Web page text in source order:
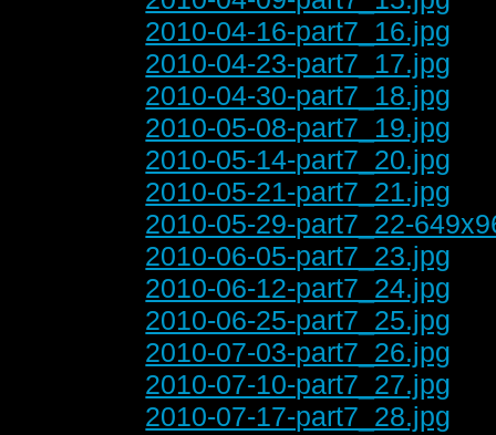
2010-04-16-part7_16.jpg
2010-04-23-part7_17.jpg
2010-04-30-part7_18.jpg
2010-05-08-part7_19.jpg
2010-05-14-part7_20.jpg
2010-05-21-part7_21.jpg
2010-05-29-part7_22-
2010-06-05-part7_23.jpg
2010-06-12-part7_24.jpg
2010-06-25-part7_25.jpg
2010-07-03-part7_26.jpg
2010-07-10-part7_27.jpg
2010-07-17-part7_28.jpg